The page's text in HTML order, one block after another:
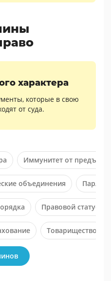
характера
которые в свою
от суда.
Иммунитет от
объединения
Правовой статус
Товарищество